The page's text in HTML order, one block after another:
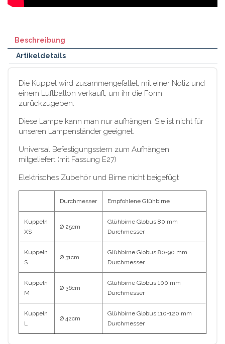
Beschreibung
Artikeldetails
Die Kuppel wird zusammengefaltet, mit einer Notiz und
einem Luftballon verkauft, um ihr die Form
zurückzugeben.
Diese Lampe kann man nur aufhängen. Sie ist nicht für
unseren Lampenständer geeignet.
Universal Befestigungsstern zum Aufhängen
mitgeliefert (mit Fassung E27)
Elektrisches Zubehör und Birne nicht beigefügt
Durchmesser Empfohlene Glühbirne
Kuppeln
XS
Ø 25cm
Glühbirne Globus 80 mm
Durchmesser
Kuppeln
S
Ø 31cm
Glühbirne Globus 80-90 mm
Durchmesser
Kuppeln
M
Ø 36cm
Glühbirne Globus 100 mm
Durchmesser
Kuppeln
L
Ø 42cm
Glühbirne Globus 110-120 mm
Durchmesser